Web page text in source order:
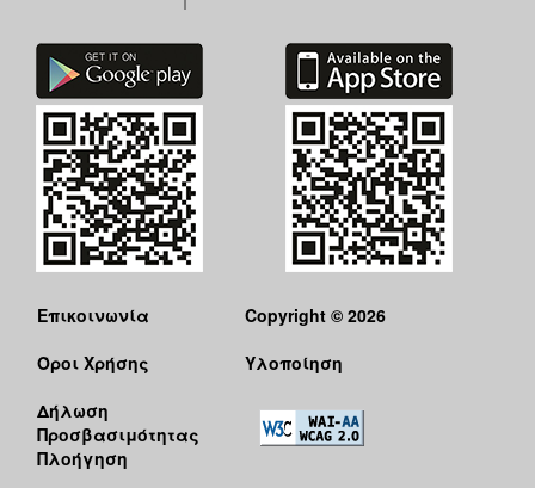
Επικοινωνία
Όροι Χρήσης
Δήλωση
Προσβασιμότητας
Πλοήγηση
Copyright © 2026
Υλοποίηση